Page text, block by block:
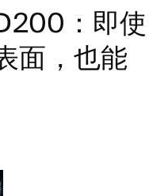
：即使
面，也能